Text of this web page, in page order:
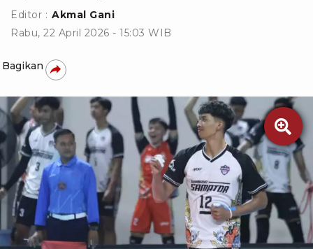
Editor : Akmal Gani
Rabu, 22 April 2026 - 15:03 WIB
Bagikan
